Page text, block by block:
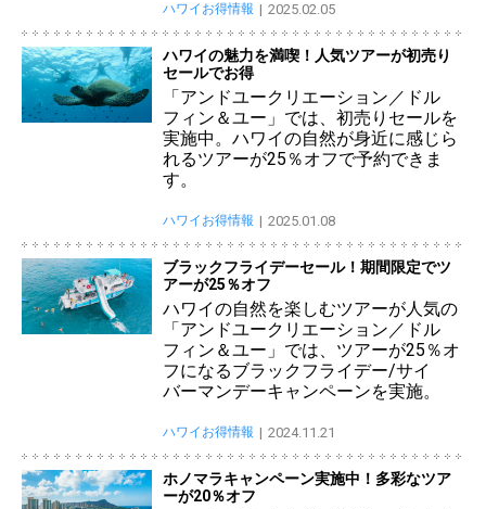
ハワイお得情報 2025.02.05
ハワイの魅力を満喫！人気ツアーが初売り
セールでお得
「アンドユークリエーション／ドル
フィン＆ユー」では、初売りセールを
実施中。ハワイの自然が身近に感じら
れるツアーが25％オフで予約できま
す。
ハワイお得情報 2025.01.08
ブラックフライデーセール！期間限定でツ
アーが25％オフ
ハワイの自然を楽しむツアーが人気の
「アンドユークリエーション／ドル
フィン＆ユー」では、ツアーが25％オ
フになるブラックフライデー/サイ
バーマンデーキャンペーンを実施。
ハワイお得情報 2024.11.21
ホノマラキャンペーン実施中！多彩なツア
ーが20％オフ